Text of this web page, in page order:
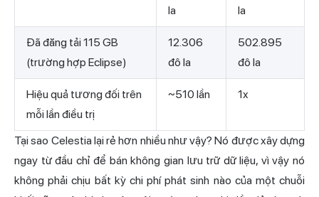
la
la
Đã đăng tải 115 GB
(trường hợp Eclipse)
12.306
đô la
502.895
đô la
Hiệu quả tương đối trên
mỗi lần điều trị
~510 lần 1x
Tại sao Celestia lại rẻ hơn nhiều như vậy? Nó được xây dựng
ngay từ đầu chỉ để bán không gian lưu trữ dữ liệu, vì vậy nó
không phải chịu bất kỳ chi phí phát sinh nào của một chuỗi